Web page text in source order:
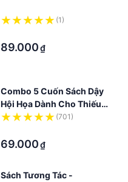
(1)
89.000₫
Combo 5 Cuốn Sách Dậy
Hội Họa Dành Cho Thiếu
Nhi: Let's Color(701)
69.000₫
Sách Tương Tác -